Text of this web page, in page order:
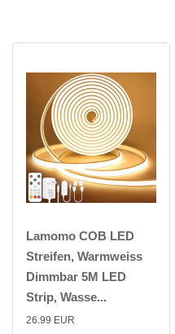
Lamomo COB LED
Streifen, Warmweiss
Dimmbar 5M LED
Strip, Wasse...
26.99 EUR